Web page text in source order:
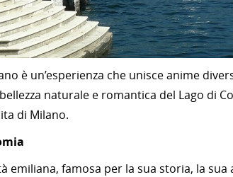
è un’esperienza che unisce anime
naturale e romantica del Lago di
di Milano.
emiliana, famosa per la sua storia, la sua